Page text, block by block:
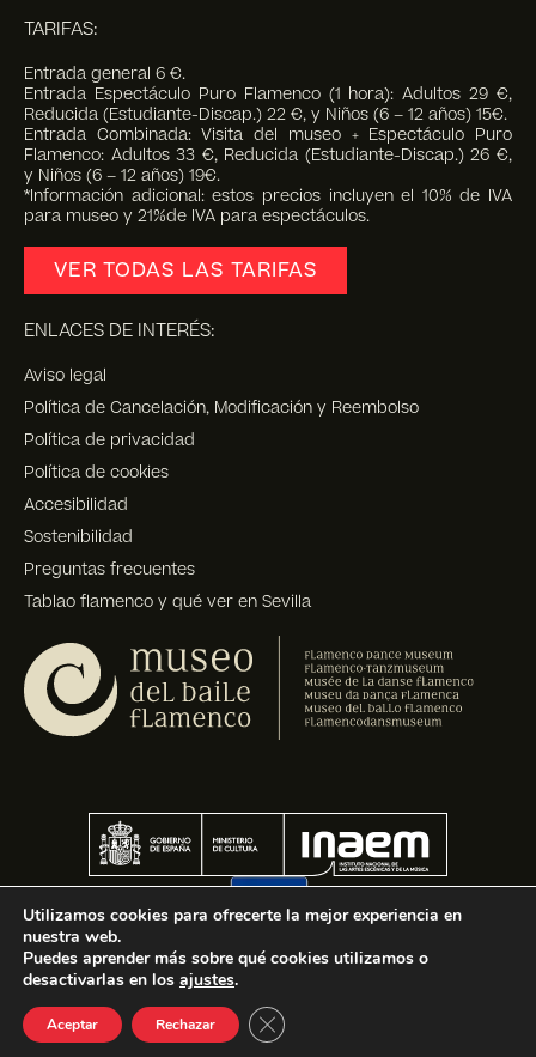
TARIFAS:
Entrada general 6 €.
Entrada Espectáculo Puro Flamenco (1 hora): Adultos 29 €,
Reducida (Estudiante-Discap.) 22 €, y Niños (6 – 12 años) 15€.
Entrada Combinada: Visita del museo + Espectáculo Puro
Flamenco: Adultos 33 €, Reducida (Estudiante-Discap.) 26 €,
y Niños (6 – 12 años) 19€.
*Información adicional: estos precios incluyen el 10% de IVA
para museo y 21%de IVA para espectáculos.
VER TODAS LAS TARIFAS
ENLACES DE INTERÉS:
Aviso legal
Política de Cancelación, Modificación y Reembolso
Política de privacidad
Política de cookies
Accesibilidad
Sostenibilidad
Preguntas frecuentes
Tablao flamenco y qué ver en Sevilla
Utilizamos cookies para ofrecerte la mejor experiencia en
nuestra web.
Puedes aprender más sobre qué cookies utilizamos o
desactivarlas en los ajustes.
Aceptar Rechazar Cerrar el banner de cookies